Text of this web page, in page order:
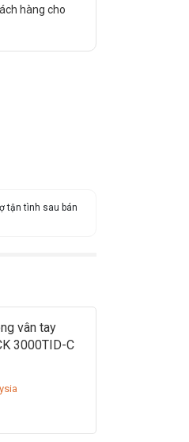
hàng cho
tận tình sau bán
vân tay
3000TID-C